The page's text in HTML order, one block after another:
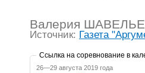
Валерия
Источник: Газета
Ссылка на соревнование в
26—29 августа 2019 года